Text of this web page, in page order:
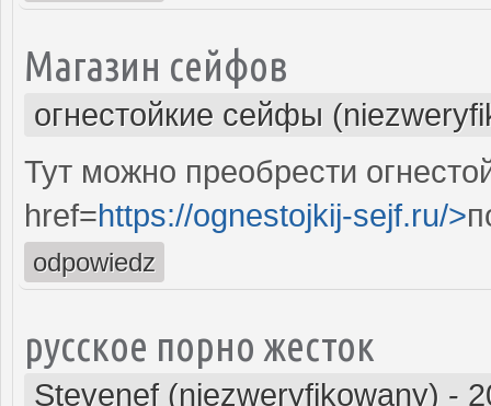
Магазин сейфов
огнестойкие сейфы
Тут можно преобрести
href=https://ognestojkij-sejf.ru/>
odpowiedz
русское порно жесток
Stevenef (niezweryfikowany) -